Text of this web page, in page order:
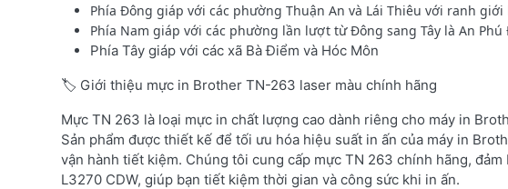
Phía Đông giáp với các phường Thuận An và Lái Thiêu với ranh giới
Phía Nam giáp với các phường lần lượt từ Đông sang Tây là An
Phía Tây giáp với các xã Bà Điểm và Hóc Môn
🏷️ Giới thiệu mực in Brother TN-263 laser màu chính hãng
Mực TN 263 là loại mực in chất lượng cao dành riêng cho máy in
Sản phẩm được thiết kế để tối ưu hóa hiệu suất in ấn của máy in
vận hành tiết kiệm. Chúng tôi cung cấp mực TN 263 chính hãng,
L3270 CDW, giúp bạn tiết kiệm thời gian và công sức khi in ấn.